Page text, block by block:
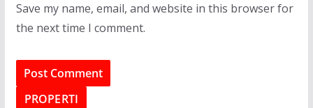
Save my name, email, and website in this browser for
the next time I comment.
PROPERTI